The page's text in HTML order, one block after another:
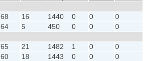
68 16 1440 0 0
0
64 5 450 0 0
0
65 21 1482 1 0
0
60 18 1443 0 0
0